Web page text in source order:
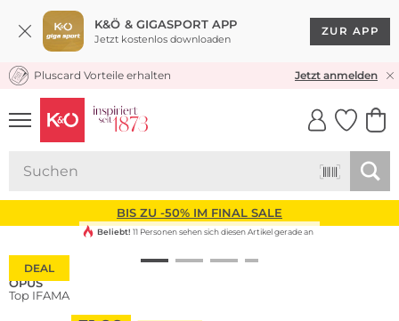
K&Ö & GIGASPORT APP
Jetzt kostenlos downloaden
ZUR APP
KOSTENLOSER VERSAND* & RÜCKVERSAND
Pluscard Vorteile erhalten Jetzt anmelden
UNSERE APP
CLICK &
BIS ZU -50% IM FINAL SALE
DEAL
Beliebt! 11 Personen sehen sich diesen Artikel gerade an
OPUS
Top IFAMA